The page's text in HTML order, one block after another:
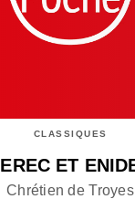
CLASSIQUES
EREC ET
Chrétien de Troyes